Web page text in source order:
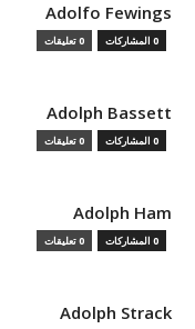
Adolfo Fewings
0 المشاركات 0 تعليقات
Adolph Bassett
0 المشاركات 0 تعليقات
Adolph Ham
0 المشاركات 0 تعليقات
Adolph Strack